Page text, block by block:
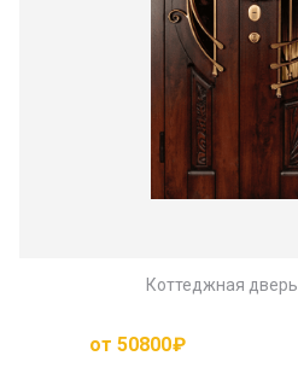
Коттеджная дверь
от 50800₽